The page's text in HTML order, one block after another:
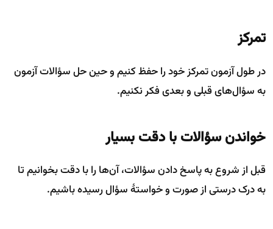
تمرکز
در طول آزمون تمرکز خود را حفظ کنیم و حین حل سؤالات آزمون
به سؤال‌های قبلی و بعدی فکر نکنیم.
خواندن سؤالات با دقت بسیار
قبل از شروع به پاسخ دادن سؤالات، آن‌ها را با دقت بخوانیم تا
به درک درستی از صورت و خواستهٔ سؤال رسیده باشیم.